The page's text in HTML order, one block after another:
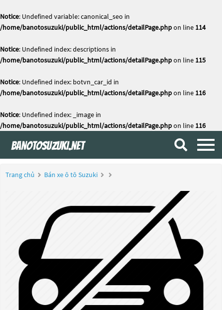
Notice: Undefined variable: canonical_seo in
/home/banotosuzuki/public_html/actions/detailPage.phpon line 114
Notice: Undefined index: descriptions in
/home/banotosuzuki/public_html/actions/detailPage.phpon line 115
Notice: Undefined index: botvn_car_id in
/home/banotosuzuki/public_html/actions/detailPage.phpon line 116
Notice: Undefined index: _image in
/home/banotosuzuki/public_html/actions/detailPage.phpon line 116
Trang chủ Bán xe ô tô Suzuki